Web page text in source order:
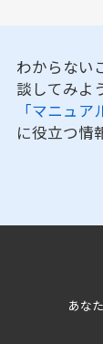
わからない
談してみよ
「マニュア
に役立つ情
あな